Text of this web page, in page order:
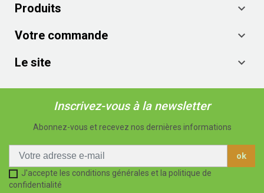
Produits

Votre commande

Le site

Inscrivez-vous à la newsletter
Abonnez-vous et recevez nos dernières informations
J'accepte les conditions générales et la politique de
confidentialité